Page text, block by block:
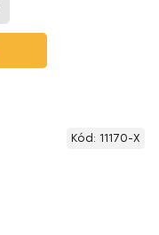
Kód: 11170-X